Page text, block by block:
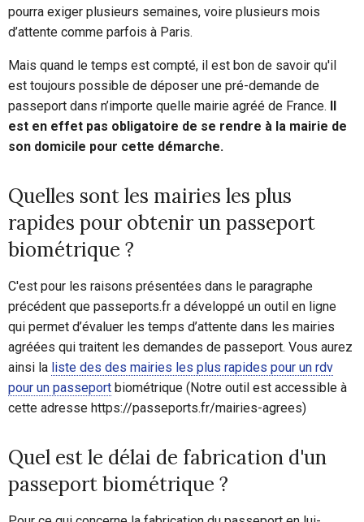
pourra exiger plusieurs semaines, voire plusieurs mois
d’attente comme parfois à Paris.
Mais quand le temps est compté, il est bon de savoir qu'il
est toujours possible de déposer une pré-demande de
passeport dans n’importe quelle mairie agréé de France. Il
est en effet pas obligatoire de se rendre à la mairie de
son domicile pour cette démarche.
Quelles sont les mairies les plus
rapides pour obtenir un passeport
biométrique ?
C'est pour les raisons présentées dans le paragraphe
précédent que passeports.fr a développé un outil en ligne
qui permet d’évaluer les temps d’attente dans les mairies
agréées qui traitent les demandes de passeport. Vous aurez
ainsi la liste des des mairies les plus rapides pour un rdv
pour un passeport biométrique (Notre outil est accessible à
cette adresse https://passeports.fr/mairies-agrees)
Quel est le délai de fabrication d'un
passeport biométrique ?